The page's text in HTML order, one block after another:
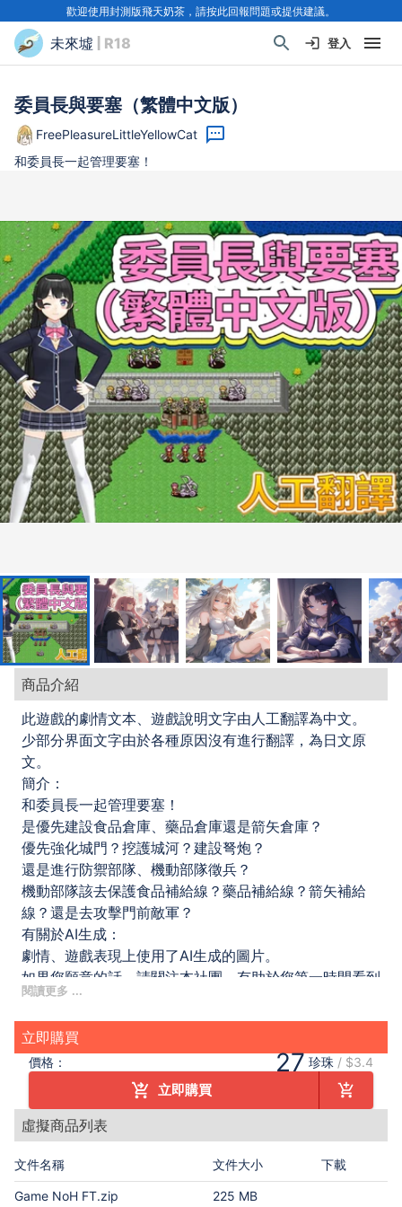
歡迎使用封測版飛天奶茶，請按此回報問題或提供建議。
未來墟 | R18 登入
委員長與要塞（繁體中文版）
FreePleasureLittleYellowCat
和委員長一起管理要塞！
商品介紹
此遊戲的劇情文本、遊戲說明文字由人工翻譯為中文。
少部分界面文字由於各種原因沒有進行翻譯，為日文原
文。
簡介：
和委員長一起管理要塞！
是優先建設食品倉庫、藥品倉庫還是箭矢倉庫？
優先強化城門？挖護城河？建設弩炮？
還是進行防禦部隊、機動部隊徵兵？
機動部隊該去保護食品補給線？藥品補給線？箭矢補給
線？還是去攻擊門前敵軍？
有關於AI生成：
劇情、遊戲表現上使用了AI生成的圖片。
如果您願意的話，請關注本社團，有助於您第一時間看到
新作。
立即購買
價格： 27 珍珠 / $3.4
立即購買
虛擬商品列表
文件名稱 文件大小 下載
Game NoH FT.zip 225 MB